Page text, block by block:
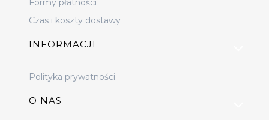
Formy płatności
Czas i koszty dostawy
INFORMACJE
Polityka prywatności
O NAS